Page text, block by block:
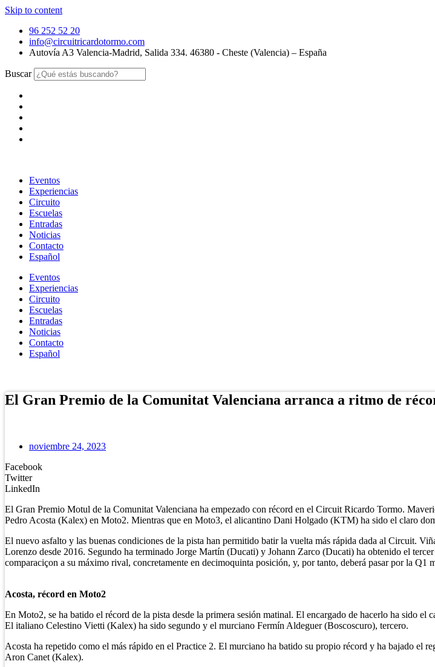
Skip to content
96 252 52 20
info@circuitricardotormo.com
Autovía A3 Valencia-Madrid, Salida 334. 46380 - Cheste (Valencia) – España
Buscar
Eventos
Experiencias
Circuito
Escuelas
Entradas
Noticias
Contacto
Español
Eventos
Experiencias
Circuito
Escuelas
Entradas
Noticias
Contacto
Español
El Gran Premio de la Comunitat Valenciana arranca a ritmo de
noviembre 24, 2023
Facebook
Twitter
LinkedIn
El Gran Premio Motul de la Comunitat Valenciana ha empezado con récord en el Circuit Ricardo Tormo.
Pedro Acosta (Kalex) en Moto2. Mientras que en Moto3, el alicantino Dani Holgado (KTM) ha sido el claro
El nuevo asfalto y las buenas condiciones de la pista han permitido batir la vuelta más rápida dada al Circuit.
Lorenzo desde 2016. Segundo ha terminado Jorge Martín (Ducati) y Johann Zarco (Ducati) ha obtenido el
comparaciçon a su máximo rival, concretamente en decimoquinta posición, y, por tanto, deberá pasar por la Q1
Acosta, récord en Moto2
En Moto2, se ha batido el récord de la pista desde la primera sesión matinal. El encargado de hacerlo ha sido
El italiano Celestino Vietti (Kalex) ha sido segundo y el murciano Fermín Aldeguer (Boscoscuro), tercero.
Acosta ha repetido como el más rápido en el Practice 2. El murciano ha batido su propio récord y ha bajado el
Aron Canet (Kalex).